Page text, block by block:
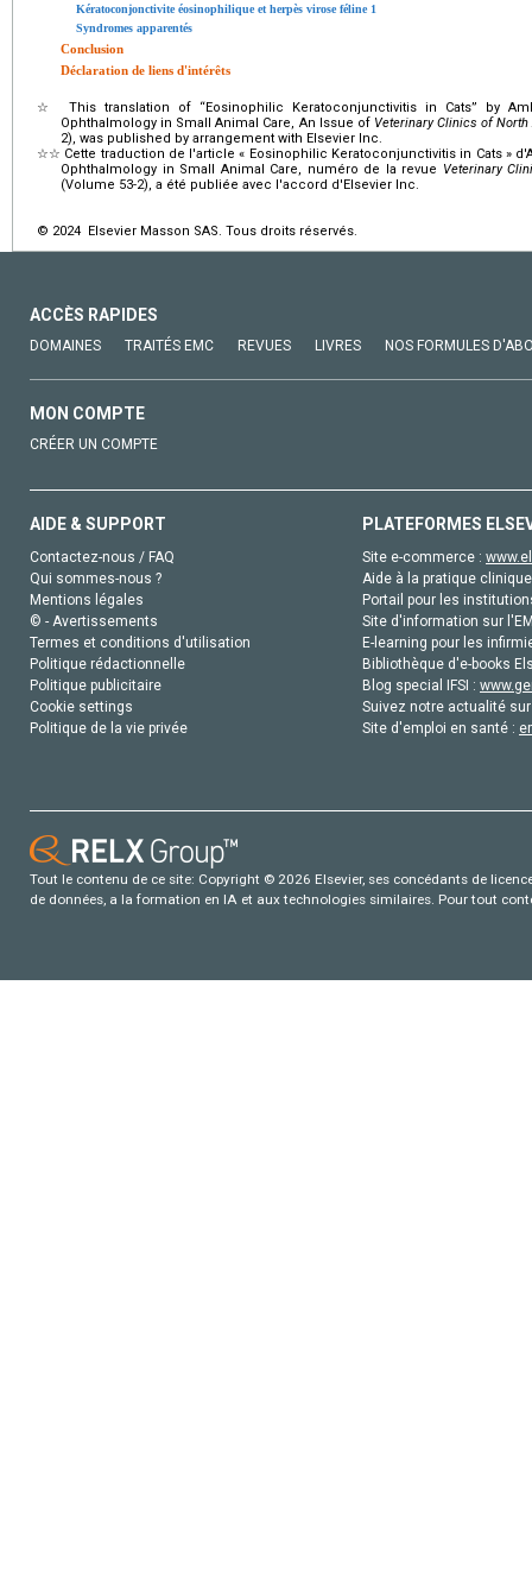
Kératoconjonctivite éosinophilique et herpès virose féline 1
Syndromes apparentés
Conclusion
Déclaration de liens d'intérêts
☆
This translation of “Eosinophilic Keratoconjunctivitis in Cats” by
Ophthalmology in Small Animal Care, An Issue of Veterinary Clinics of
2), was published by arrangement with Elsevier Inc.
☆☆ Cette traduction de l'article « Eosinophilic Keratoconjunctivitis in Cats »
Ophthalmology in Small Animal Care, numéro de la revue Veterinary
(Volume 53-2), a été publiée avec l'accord d'Elsevier Inc.
© 2024 Elsevier Masson SAS. Tous droits réservés.
ACCÈS RAPIDES
DOMAINES TRAITÉS EMC REVUES LIVRES NOS FORMULES
MON COMPTE
CRÉER UN COMPTE
AIDE & SUPPORT
Contactez-nous / FAQ
Qui sommes-nous ?
Mentions légales
© - Avertissements
Termes et conditions d'utilisation
Politique rédactionnelle
Politique publicitaire
Cookie settings
Politique de la vie privée
PLATEFORMES
Site e-commerce :
Aide à la pratique
Portail pour les
Site d'information sur
E-learning pour les
Bibliothèque d'e-books
Blog special IFSI :
Suivez notre actualité
Site d'emploi en santé :
Tout le contenu de ce site: Copyright © 2026 Elsevier, ses concédants de
de données, a la formation en IA et aux technologies similaires. Pour tout